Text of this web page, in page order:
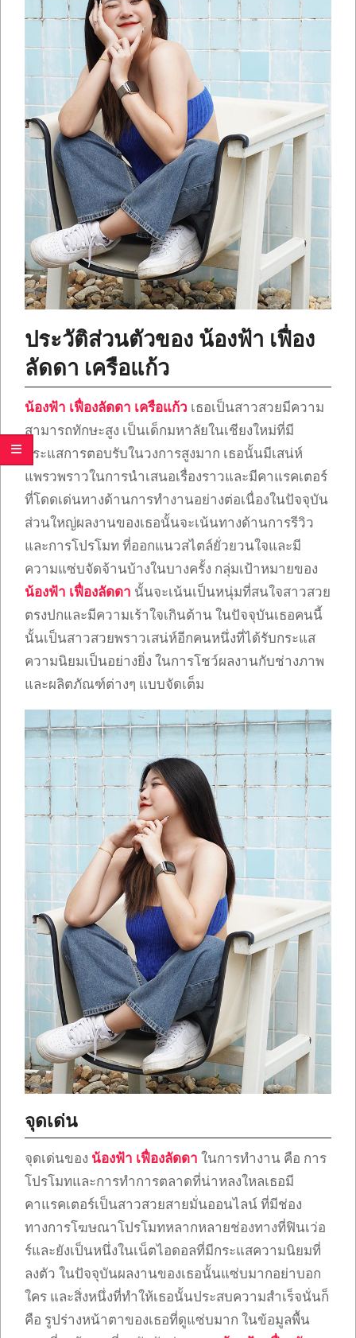
ประวัติส่วนตัวของ น้องฟ้า เฟื่อง
ลัดดา เครือแก้ว
น้องฟ้า เฟื่องลัดดา เครือแก้ว เธอเป็นสาวสวยมีความ
สามารถทักษะสูง เป็นเด็กมหาลัยในเชียงใหม่ที่มี
กระแสการตอบรับในวงการสูงมาก เธอนั้นมีเสน่ห์
แพรวพราวในการนำเสนอเรื่องราวและมีคาแรคเตอร์
ที่โดดเด่นทางด้านการทำงานอย่างต่อเนื่องในปัจจุบัน
ส่วนใหญ่ผลงานของเธอนั้นจะเน้นทางด้านการรีวิว
และการโปรโมท ที่ออกแนวสไตล์ยั่วยวนใจและมี
ความแซ่บจัดจ้านบ้างในบางครั้ง กลุ่มเป้าหมายของ
น้องฟ้า เฟื่องลัดดา นั้นจะเน้นเป็นหนุ่มที่สนใจสาวสวย
ตรงปกและมีความเร้าใจเกินต้าน ในปัจจุบันเธอคนนี้
นั้นเป็นสาวสวยพราวเสน่ห์อีกคนหนึ่งที่ได้รับกระแส
ความนิยมเป็นอย่างยิ่ง ในการโชว์ผลงานกับช่างภาพ
และผลิตภัณฑ์ต่างๆ แบบจัดเต็ม
จุดเด่น
จุดเด่นของ น้องฟ้า เฟื่องลัดดา ในการทำงาน คือ การ
โปรโมทและการทำการตลาดที่น่าหลงใหลเธอมี
คาแรคเตอร์เป็นสาวสวยสายมั่นออนไลน์ ที่มีช่อง
ทางการโฆษณาโปรโมทหลากหลายช่องทางที่ฟินเว่อ
ร์และยังเป็นหนึ่งในเน็ตไอดอลที่มีกระแสความนิยมที่
ลงตัว ในปัจจุบันผลงานของเธอนั้นแซ่บมากอย่าบอก
ใคร และสิ่งหนึ่งที่ทำให้เธอนั้นประสบความสำเร็จนั่นก็
คือ รูปร่างหน้าตาของเธอที่ดูแซ่บมาก ในข้อมูลพื้น